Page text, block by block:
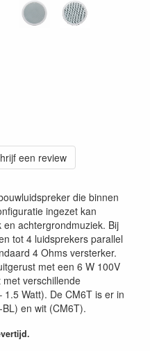
een review
die binnen
ingezet kan
achtergrondmuziek. Bij
tot 4 luidsprekers parallel
4 Ohms versterker.
met een 6 W 100V
verschillende
Watt). De CM6T is er in
en wit (CM6T).